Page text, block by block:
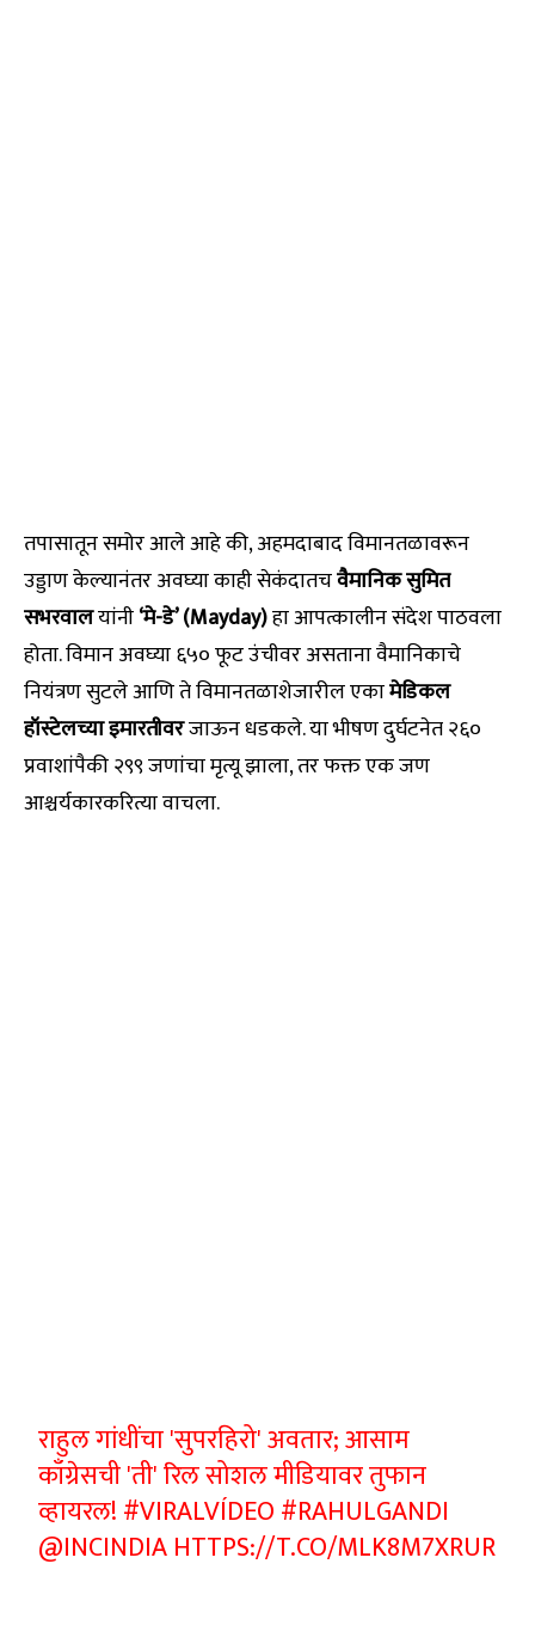
तपासातून समोर आले आहे की, अहमदाबाद विमानतळावरून
उड्डाण केल्यानंतर अवघ्या काही सेकंदातचवैमानिक सुमित
सभरवालयांनी‘मे-डे’ (Mayday)हा आपत्कालीन संदेश पाठवला
होता. विमान अवघ्या ६५० फूट उंचीवर असताना वैमानिकाचे
नियंत्रण सुटले आणि ते विमानतळाशेजारील एकामेडिकल
हॉस्टेलच्या इमारतीवरजाऊन धडकले. या भीषण दुर्घटनेत २६०
प्रवाशांपैकी २९९ जणांचा मृत्यू झाला, तर फक्त एक जण
आश्चर्यकारकरित्या वाचला.
राहुल गांधींचा 'सुपरहिरो' अवतार; आसाम
काँग्रेसची 'ती' रिल सोशल मीडियावर तुफान
व्हायरल!#VIRALVÍDEO#RAHULGANDI
@INCINDIAHTTPS://T.CO/MLK8M7XRUR